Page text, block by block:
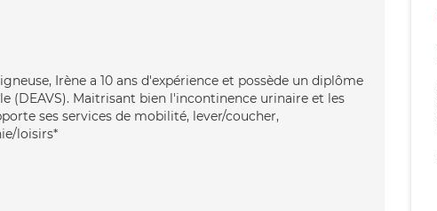
Irène a 10 ans d'expérience et possède un diplôme
(DEAVS). Maitrisant bien l'incontinence urinaire et les
ses services de mobilité, lever/coucher,
loisirs*